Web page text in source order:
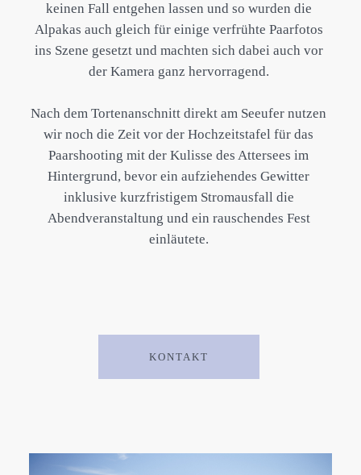
keinen Fall entgehen lassen und so wurden die
Alpakas auch gleich für einige verfrühte Paarfotos
ins Szene gesetzt und machten sich dabei auch vor
der Kamera ganz hervorragend.
Nach dem Tortenanschnitt direkt am Seeufer nutzen
wir noch die Zeit vor der Hochzeitstafel für das
Paarshooting mit der Kulisse des Attersees im
Hintergrund, bevor ein aufziehendes Gewitter
inklusive kurzfristigem Stromausfall die
Abendveranstaltung und ein rauschendes Fest
einläutete.
KONTAKT